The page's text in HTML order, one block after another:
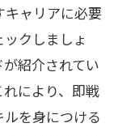
キャリアに必要
クしましょ
紹介されてい
により、即戦
を身につける